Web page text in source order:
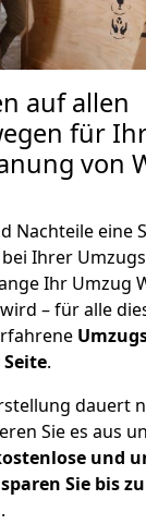
auf allen
für
von
Nachteile eine
Ihrer
Ihr Umzug
– für alle
.
dauert
Sie es aus
und
sparen Sie bis